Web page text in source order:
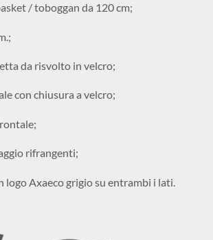
/ toboggan da 120 cm;
da risvolto in velcro;
con chiusura a velcro;
rifrangenti;
logo Axaeco grigio su entrambi i lati.